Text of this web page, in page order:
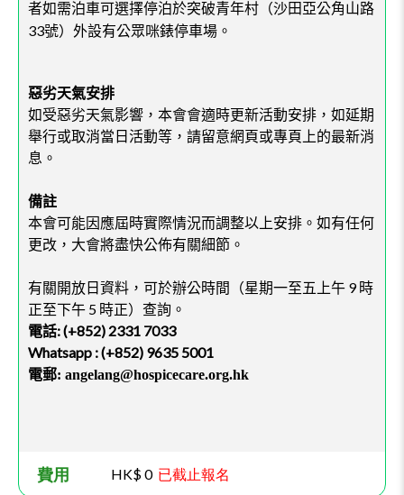
者如需泊車可選擇停泊於突破青年村（沙田亞公角山路
33號） 外設有公眾咪錶停車場。
惡劣天氣安排
如受惡劣天氣影響，本會會適時更新活動安排，如延期
舉行或取消當日活動等，請留意網頁或專頁上的最新消
息。
備註
本會可能因應屆時實際情況而調整以上安排。如有任何
更改，大會將盡快公佈有關細節。
有關開放日資料，可於辦公時間（星期一至五上午 9時
正至下午 5 時正）查詢。
電話: (+852) 2331 7033
Whatsapp : (+852) 9635 5001
電郵: angelang@hospicecare.org.hk
費用 HK$ 0 已截止報名